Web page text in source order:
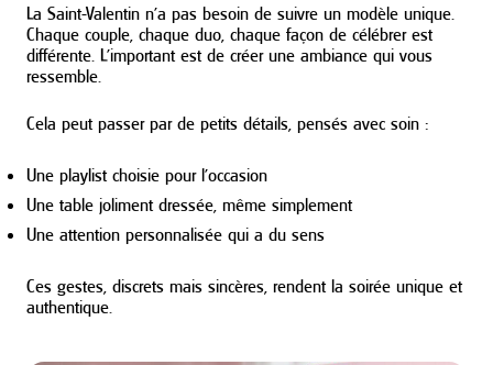
La Saint-Valentin n’a pas besoin de suivre un modèle unique.
Chaque couple, chaque duo, chaque façon de célébrer est
différente. L’important est de créer une ambiance qui vous
ressemble.
Cela peut passer par de petits détails, pensés avec soin :
Une playlist choisie pour l’occasion
Une table joliment dressée, même simplement
Une attention personnalisée qui a du sens
Ces gestes, discrets mais sincères, rendent la soirée unique et
authentique.